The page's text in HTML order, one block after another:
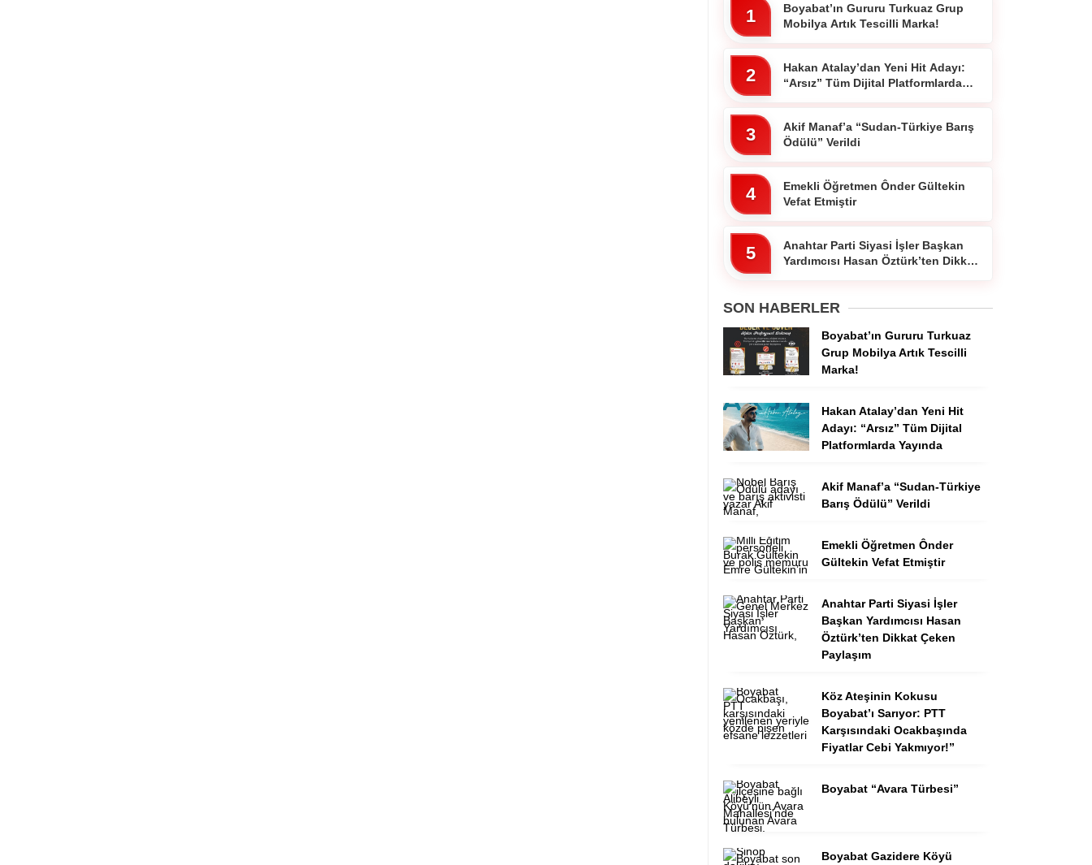
1
Boyabat’ın Gururu Turkuaz Grup
Mobilya Artık Tescilli Marka!
2
Hakan Atalay’dan Yeni Hit Adayı:
“Arsız” Tüm Dijital Platformlarda
3
Akif Manaf’a “Sudan-Türkiye Barış
Ödülü” Verildi
4
Emekli Öğretmen Ônder Gültekin
Vefat Etmiştir
5
Anahtar Parti Siyasi İşler Başkan
Yardımcısı Hasan Öztürk’ten Dikkat
SON HABERLER
Boyabat’ın Gururu Turkuaz
Grup Mobilya Artık Tescilli
Marka!
Hakan Atalay’dan Yeni Hit
Adayı: “Arsız” Tüm Dijital
Platformlarda Yayında
Akif Manaf’a “Sudan-Türkiye
Barış Ödülü” Verildi
Emekli Öğretmen Ônder
Gültekin Vefat Etmiştir
Anahtar Parti Siyasi İşler
Başkan Yardımcısı Hasan
Öztürk’ten Dikkat Çeken
Paylaşım
Köz Ateşinin Kokusu
Boyabat’ı Sarıyor: PTT
Karşısındaki Ocakbaşında
Fiyatlar Cebi Yakmıyor!”
Boyabat “Avara Türbesi”
Boyabat Gazidere Köyü